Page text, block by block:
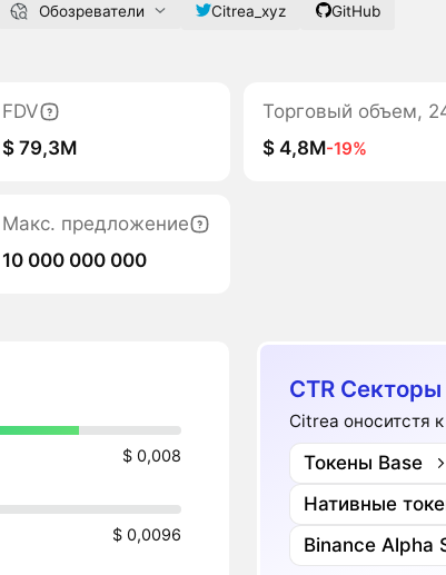
Обозреватели Citrea_xyz GitHub
FDV
$ 79,3M
Торговый объем,
$ 4,8M-19%
Макс. предложение
10 000 000 000
$ 0,008
$ 0,0096
CTR Секторы
Citrea оноситстя
Токены Base
Нативные
Binance Alpha